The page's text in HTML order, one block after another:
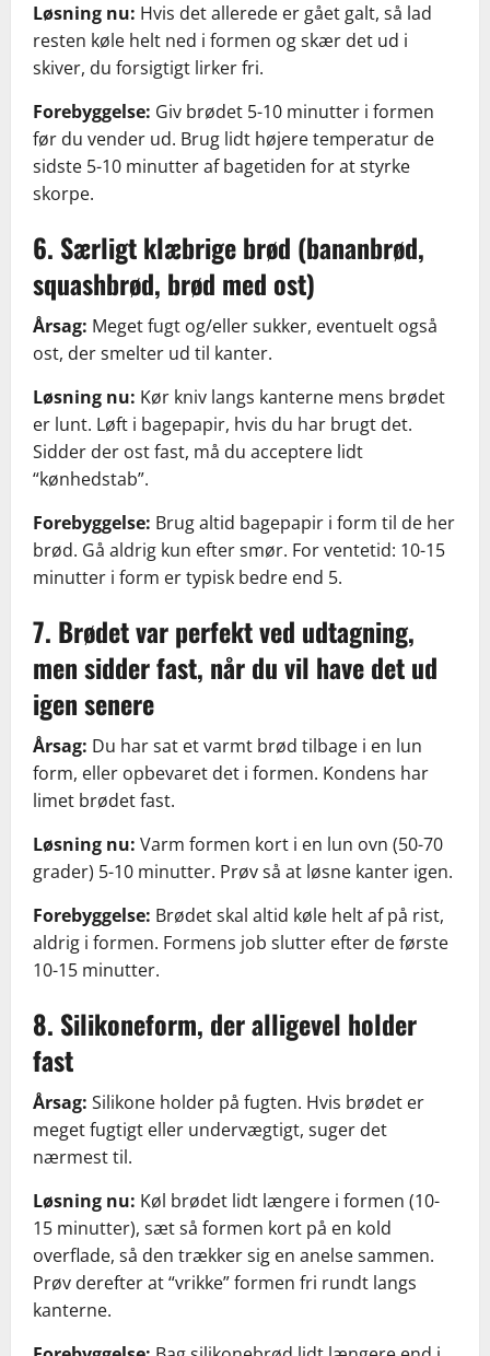
Løsning nu: Hvis det allerede er gået galt, så lad
resten køle helt ned i formen og skær det ud i
skiver, du forsigtigt lirker fri.
Forebyggelse: Giv brødet 5-10 minutter i formen
før du vender ud. Brug lidt højere temperatur de
sidste 5-10 minutter af bagetiden for at styrke
skorpe.
6. Særligt klæbrige brød (bananbrød,
squashbrød, brød med ost)
Årsag: Meget fugt og/eller sukker, eventuelt også
ost, der smelter ud til kanter.
Løsning nu: Kør kniv langs kanterne mens brødet
er lunt. Løft i bagepapir, hvis du har brugt det.
Sidder der ost fast, må du acceptere lidt
“kønhedstab”.
Forebyggelse: Brug altid bagepapir i form til de her
brød. Gå aldrig kun efter smør. For ventetid: 10-15
minutter i form er typisk bedre end 5.
7. Brødet var perfekt ved udtagning,
men sidder fast, når du vil have det ud
igen senere
Årsag: Du har sat et varmt brød tilbage i en lun
form, eller opbevaret det i formen. Kondens har
limet brødet fast.
Løsning nu: Varm formen kort i en lun ovn (50-70
grader) 5-10 minutter. Prøv så at løsne kanter igen.
Forebyggelse: Brødet skal altid køle helt af på rist,
aldrig i formen. Formens job slutter efter de første
10-15 minutter.
8. Silikoneform, der alligevel holder
fast
Årsag: Silikone holder på fugten. Hvis brødet er
meget fugtigt eller undervægtigt, suger det
nærmest til.
Løsning nu: Køl brødet lidt længere i formen (10-
15 minutter), sæt så formen kort på en kold
overflade, så den trækker sig en anelse sammen.
Prøv derefter at “vrikke” formen fri rundt langs
kanterne.